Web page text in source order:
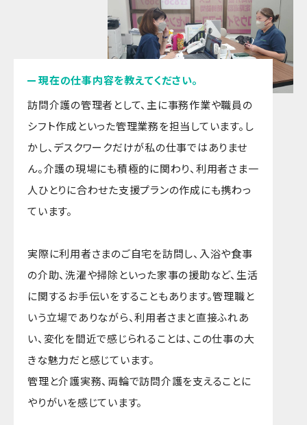
現在の仕事内容を教えてください。
訪問介護の管理者として、主に事務作業や職員の
シフト作成といった管理業務を担当しています。し
かし、デスクワークだけが私の仕事ではありませ
ん。介護の現場にも積極的に関わり、利用者さま一
人ひとりに合わせた支援プランの作成にも携わっ
ています。
実際に利用者さまのご自宅を訪問し、入浴や食事
の介助、洗濯や掃除といった家事の援助など、生活
に関するお手伝いをすることもあります。管理職と
いう立場でありながら、利用者さまと直接ふれあ
い、変化を間近で感じられることは、この仕事の大
きな魅力だと感じています。
管理と介護実務、両輪で訪問介護を支えることに
やりがいを感じています。